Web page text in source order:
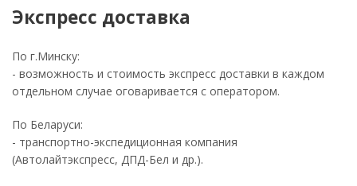
Экспресс доставка
По г.Минску:
- возможность и стоимость экспресс доставки в каждом
отдельном случае оговаривается с оператором.
По Беларуси:
- транспортно-экспедиционная компания
(Автолайтэкспресс, ДПД-Бел и др.).